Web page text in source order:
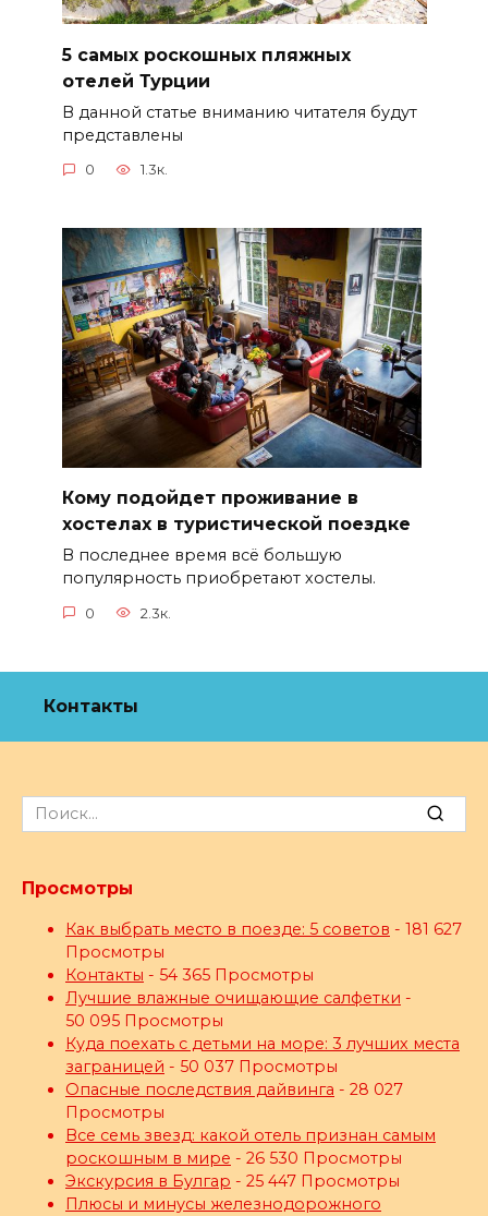
5 самых роскошных пляжных
отелей Турции
В данной статье вниманию читателя будут
представлены
0 1.3к.
Кому подойдет проживание в
хостелах в туристической поездке
В последнее время всё большую
популярность приобретают хостелы.
0 2.3к.
Контакты
Search
for:
Просмотры
Как выбрать место в поезде: 5 советов - 181 627
Просмотры
Контакты - 54 365 Просмотры
Лучшие влажные очищающие салфетки -
50 095 Просмотры
Куда поехать с детьми на море: 3 лучших места
заграницей - 50 037 Просмотры
Опасные последствия дайвинга - 28 027
Просмотры
Все семь звезд: какой отель признан самым
роскошным в мире - 26 530 Просмотры
Экскурсия в Булгар - 25 447 Просмотры
Плюсы и минусы железнодорожного